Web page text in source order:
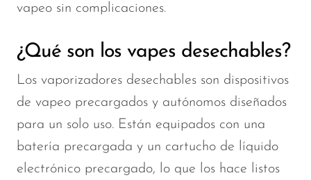
vapeo sin complicaciones.
¿Qué son los vapes desechables?
Los vaporizadores desechables son dispositivos
de vapeo precargados y autónomos diseñados
para un solo uso. Están equipados con una
batería precargada y un cartucho de líquido
electrónico precargado, lo que los hace listos